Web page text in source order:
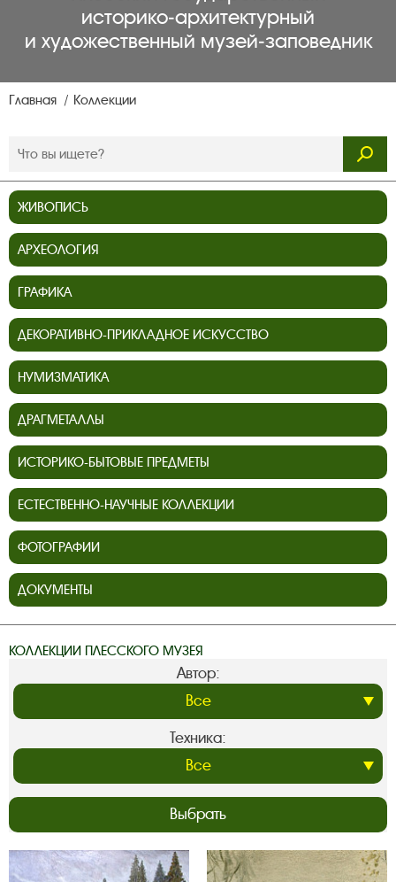
историко‑архитектурный
и художественный музей‑заповедник
Главная Коллекции
ЖИВОПИСЬ
АРХЕОЛОГИЯ
ГРАФИКА
ДЕКОРАТИВНО-ПРИКЛАДНОЕ ИСКУССТВО
НУМИЗМАТИКА
ДРАГМЕТАЛЛЫ
ИСТОРИКО-БЫТОВЫЕ ПРЕДМЕТЫ
ЕСТЕСТВЕННО-НАУЧНЫЕ КОЛЛЕКЦИИ
ФОТОГРАФИИ
ДОКУМЕНТЫ
КОЛЛЕКЦИИ ПЛЕССКОГО МУЗЕЯ
Автор:
Техника:
Выбрать